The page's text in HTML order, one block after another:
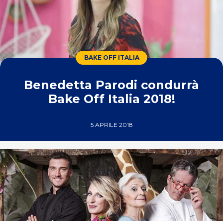
BAKE OFF ITALIA
Benedetta Parodi condurrà
Bake Off Italia 2018!
5 APRILE 2018